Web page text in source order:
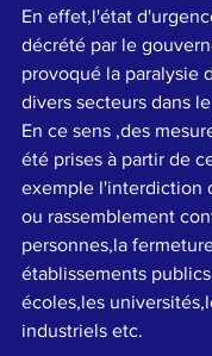
En effet,l'état
décrété par le
provoqué la paralysie
divers secteurs dans
En ce sens ,des
été prises à partir de
exemple l'interdiction
ou rassemblement
personnes,la
établissements
écoles,les
industriels etc.